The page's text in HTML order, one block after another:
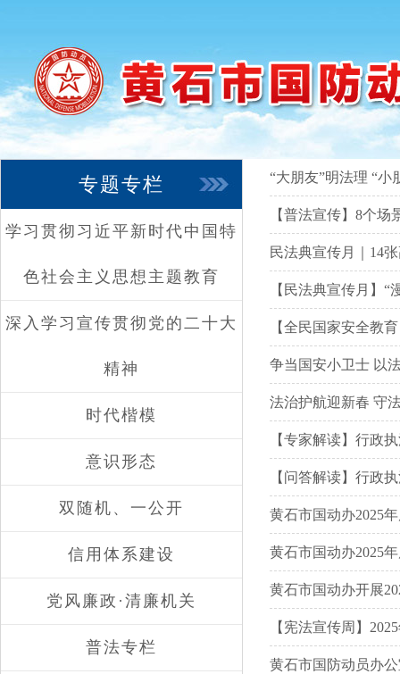
专题专栏
学习贯彻习近平新时代中国特
色社会主义思想主题教育
深入学习宣传贯彻党的二十大
精神
时代楷模
意识形态
双随机、一公开
信用体系建设
党风廉政·清廉机关
普法专栏
“大朋友”明法理 “
【普法宣传】8个
民法典宣传月｜14
【民法典宣传月】
【全民国家安全教
争当国安小卫士 以
法治护航迎新春 守
【专家解读】行政
【问答解读】行政
黄石市国动办2025
黄石市国动办2025
黄石市国动办开展
【宪法宣传周】
黄石市国防动员办